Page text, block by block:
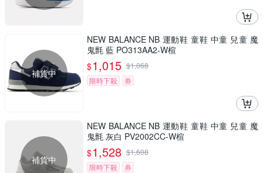
補貨中
NEW BALANCE NB 運動鞋 童鞋 中童 兒童 魔
鬼氈 藍 PO313AA2-W楦
$1,015 $1,068
限時下殺
券
補貨中
NEW BALANCE NB 運動鞋 童鞋 中童 兒童 魔
鬼氈 灰白 PV2002CC-W楦
$1,528 $1,608
限時下殺
券